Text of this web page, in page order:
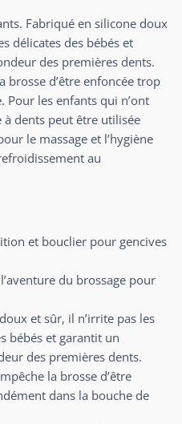
Fabriqué en silicone doux
délicates des bébés et
des premières dents.
brosse d’être enfoncée trop
les enfants qui n’ont
à dents peut être utilisée
le massage et l’hygiène
au
et bouclier pour gencives
du brossage pour
et sûr, il n’irrite pas les
bébés et garantit un
des premières dents.
la brosse d’être
dans la bouche de